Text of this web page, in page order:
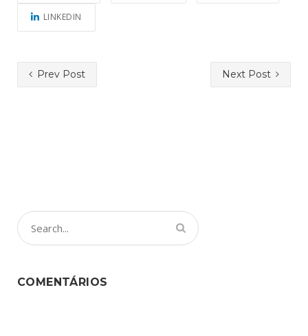
LINKEDIN
Prev Post Next Post
COMENTÁRIOS